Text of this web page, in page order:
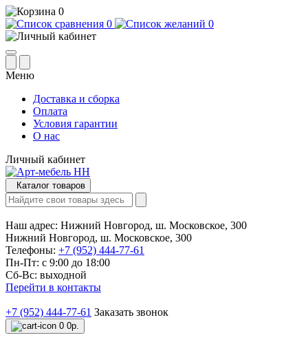
0
0
0
Меню
Доставка и сборка
Оплата
Условия гарантии
О нас
Личный кабинет
Каталог товаров
Наш адрес: Нижний Новгород, ш. Московское, 300
Нижний Новгород, ш. Московское, 300
Телефоны: +7 (952) 444-77-61
Пн-Пт: с 9:00 до 18:00
Сб-Вс: выходной
Перейти в контакты
+7 (952) 444-77-61 Заказать звонок
0 0р.